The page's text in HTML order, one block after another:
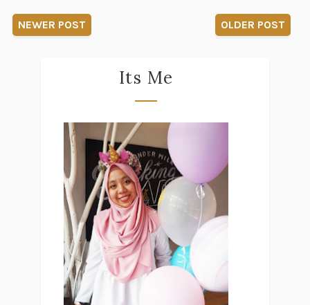
NEWER POST OLDER POST
Its Me